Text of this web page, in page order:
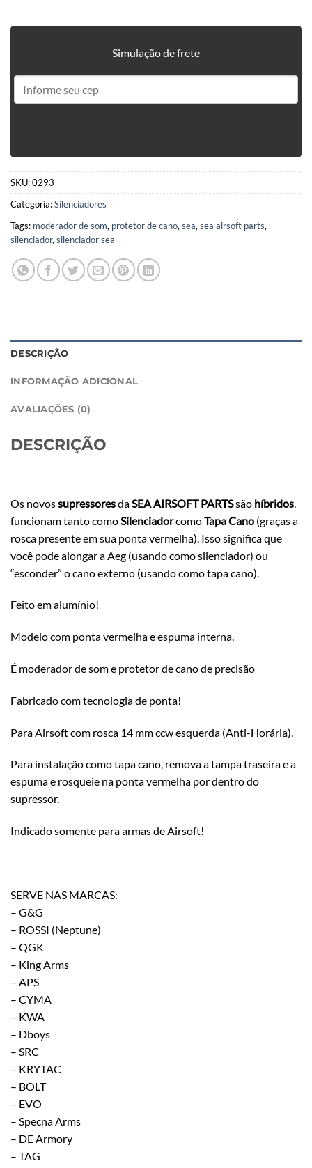
Simulação de frete
SKU:0293
Categoria:Silenciadores
Tags: moderador de som, protetor de cano, sea, sea airsoft parts,
silenciador, silenciador sea
DESCRIÇÃO
INFORMAÇÃO ADICIONAL
AVALIAÇÕES (0)
DESCRIÇÃO
Os novossupressoresdaSEA AIRSOFT PARTSsão híbridos
funcionam tanto comoSilenciadorcomoTapa Cano (graças a
rosca presente em sua ponta vermelha). Isso significa que
você pode alongar a Aeg (usando como silenciador) ou
“esconder” o cano externo (usando como tapa cano).
Feito em alumínio!
Modelo com ponta vermelha e espuma interna.
É moderador de som e protetor de cano de precisão
Fabricado com tecnologia de ponta!
Para Airsoft com rosca 14 mm ccw esquerda (Anti-Horária).
Para instalação como tapa cano, remova a tampa traseira e a
espuma e rosqueie na ponta vermelha por dentro do
supressor.
Indicado somente para armas de Airsoft!
SERVE NAS MARCAS:
– G&G
– ROSSI (Neptune)
– QGK
– King Arms
– APS
– CYMA
– KWA
– Dboys
– SRC
– KRYTAC
– BOLT
– EVO
– Specna Arms
– DE Armory
– TAG